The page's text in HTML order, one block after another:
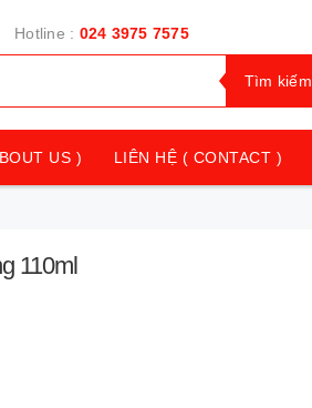
: 024 3975 7575
Tìm kiếm
US ) LIÊN HỆ ( CONTACT )
110ml